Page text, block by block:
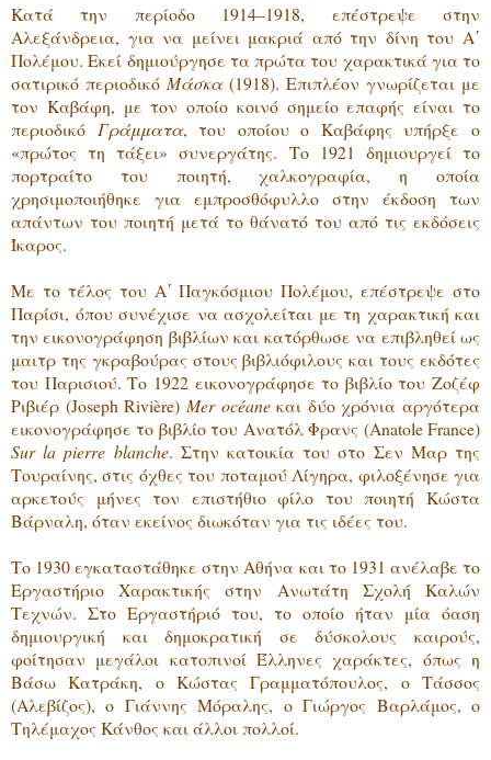
Κατά την περίοδο 1914–1918, επέστρεψε στην
Αλεξάνδρεια, για να μείνει μακριά από την δίνη του Α΄
Πολέμου. Εκεί δημιούργησε τα πρώτα του χαρακτικά για το
σατιρικό περιοδικό Μάσκα (1918). Επιπλέον γνωρίζεται με
τον Καβάφη, με τον οποίο κοινό σημείο επαφής είναι το
περιοδικό Γράμματα, του οποίου ο Καβάφης υπήρξε ο
«πρώτος τη τάξει» συνεργάτης. Το 1921 δημιουργεί το
πορτραίτο του ποιητή, χαλκογραφία, η οποία
χρησιμοποιήθηκε για εμπροσθόφυλλο στην έκδοση των
απάντων του ποιητή μετά το θάνατό του από τις εκδόσεις
Ίκαρος.
Με το τέλος του Α΄ Παγκόσμιου Πολέμου, επέστρεψε στο
Παρίσι, όπου συνέχισε να ασχολείται με τη χαρακτική και
την εικονογράφηση βιβλίων και κατόρθωσε να επιβληθεί ως
μαιτρ της γκραβούρας στους βιβλιόφιλους και τους εκδότες
του Παρισιού. Το 1922 εικονογράφησε το βιβλίο του Ζοζέφ
Ριβιέρ (Joseph Rivière) Mer océaneκαι δύο χρόνια αργότερα
εικονογράφησε το βιβλίο του Ανατόλ Φρανς (Anatole France)
Sur la pierre blanche. Στην κατοικία του στο Σεν Μαρ της
Τουραίνης, στις όχθες του ποταμού Λίγηρα, φιλοξένησε για
αρκετούς μήνες τον επιστήθιο φίλο του ποιητή Κώστα
Βάρναλη, όταν εκείνος διωκόταν για τις ιδέες του.
Το 1930 εγκαταστάθηκε στην Αθήνα και το 1931 ανέλαβε το
Εργαστήριο Χαρακτικής στην Ανωτάτη Σχολή Καλών
Τεχνών. Στο Εργαστήριό του, το οποίο ήταν μία όαση
δημιουργική και δημοκρατική σε δύσκολους καιρούς,
φοίτησαν μεγάλοι κατοπινοί Έλληνες χαράκτες, όπως η
Βάσω Κατράκη, ο Κώστας Γραμματόπουλος, ο Τάσσος
(Αλεβίζος), ο Γιάννης Μόραλης, ο Γιώργος Βαρλάμος, ο
Τηλέμαχος Κάνθος και άλλοι πολλοί.